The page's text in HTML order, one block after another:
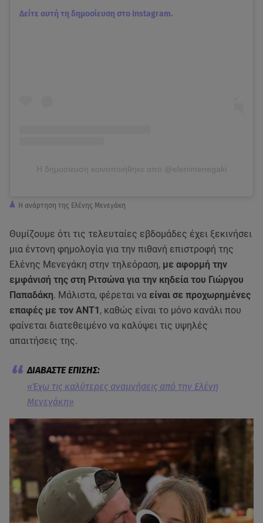
Δείτε αυτή τη δημοσίευση στο Instagram.
Η δημοσίευση κοινοποιήθηκε από @elenimenegaki
Η ανάρτηση της Ελένης Μενεγάκη
Θυμίζουμε ότι τις τελευταίες εβδομάδες έχει ξεκινήσει
μια έντονη φημολογία για την πιθανή επιστροφή της
Ελένης Μενεγάκη στην τηλεόραση, με αφορμή την
εμφάνισή της στη Ριτσώνα για την κηδεία του Γιώργου
Παπαδάκη. Μάλιστα, φέρεται να είναι σε προχωρημένες
επαφές με τον ΑΝΤ1, καθώς είναι το μόνο κανάλι που
φαίνεται διατεθειμένο να καλύψει τις υψηλές
απαιτήσεις της.
«Έχω τις καλύτερες αναμνήσεις από την Ελένη
Μενεγάκη»